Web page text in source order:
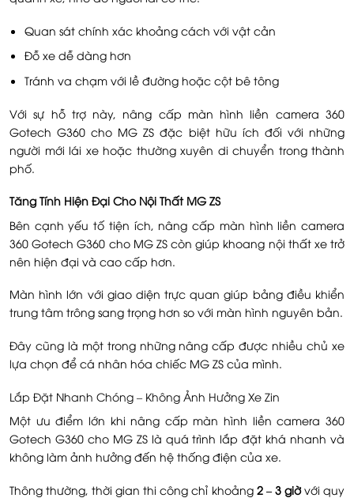
Quan sát chính xác khoảng cách với vật cản
Đỗ xe dễ dàng hơn
Tránh va chạm với lề đường hoặc cột bê tông
Với sự hỗ trợ này, nâng cấp màn hình liền camera 360
Gotech G360 cho MG ZS đặc biệt hữu ích đối với những
người mới lái xe hoặc thường xuyên di chuyển trong thành
phố.
Tăng Tính Hiện Đại Cho Nội Thất MG ZS
Bên cạnh yếu tố tiện ích, nâng cấp màn hình liền camera
360 Gotech G360 cho MG ZS còn giúp khoang nội thất xe trở
nên hiện đại và cao cấp hơn.
Màn hình lớn với giao diện trực quan giúp bảng điều khiển
trung tâm trông sang trọng hơn so với màn hình nguyên bản.
Đây cũng là một trong những nâng cấp được nhiều chủ xe
lựa chọn để cá nhân hóa chiếc MG ZS của mình.
Lắp Đặt Nhanh Chóng – Không Ảnh Hưởng Xe Zin
Một ưu điểm lớn khi nâng cấp màn hình liền camera 360
Gotech G360 cho MG ZS là quá trình lắp đặt khá nhanh và
không làm ảnh hưởng đến hệ thống điện của xe.
Thông thường, thời gian thi công chỉ khoảng 2 – 3 giờvới quy